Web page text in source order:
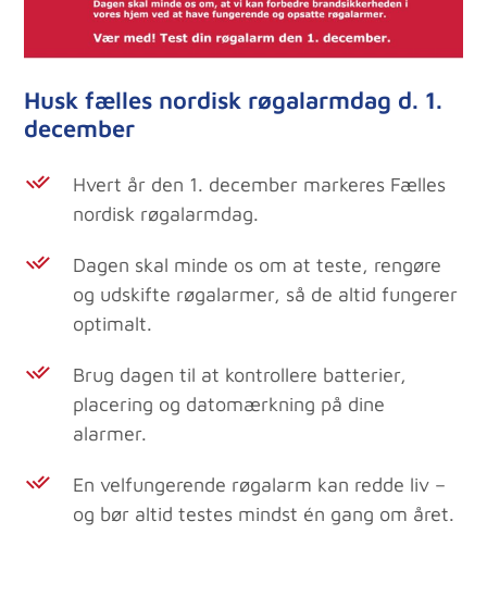
Husk fælles nordisk røgalarmdag d. 1.
december
Hvert år den 1. december markeres Fælles
nordisk røgalarmdag.
Dagen skal minde os om at teste, rengøre
og udskifte røgalarmer, så de altid fungerer
optimalt.
Brug dagen til at kontrollere batterier,
placering og datomærkning på dine
alarmer.
En velfungerende røgalarm kan redde liv –
og bør altid testes mindst én gang om året.